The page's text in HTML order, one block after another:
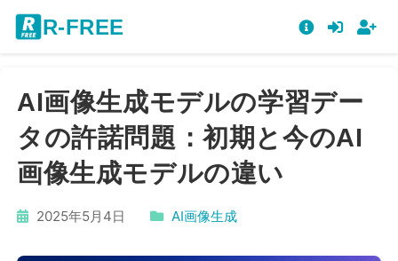
R-FREE
AI画像生成モデルの学習デー
タの許諾問題：初期と今のAI
画像生成モデルの違い
2025年5月4日 AI画像生成